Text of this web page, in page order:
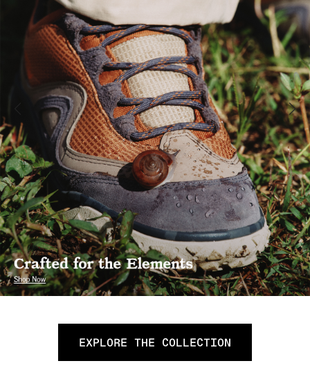
EXPLORE THE COLLECTION